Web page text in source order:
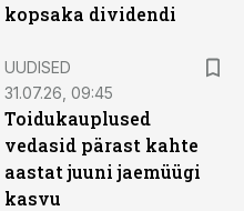
kopsaka dividendi
UUDISED
31.07.26, 09:45
Toidukauplused
vedasid pärast kahte
aastat juuni jaemüügi
kasvu